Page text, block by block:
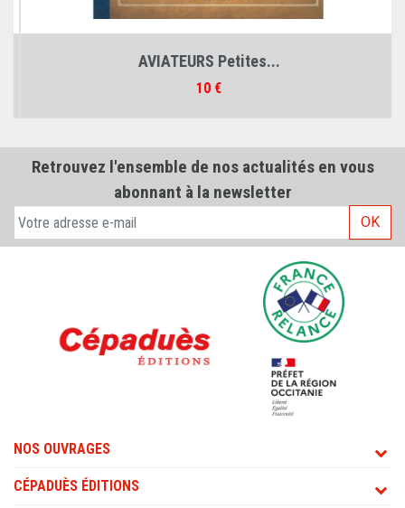
AVIATEURS Petites...
Prix
10 €
Retrouvez l'ensemble de nos actualités en vous
abonnant à la newsletter
OK
NOS OUVRAGES
CÉPADUÈS ÉDITIONS